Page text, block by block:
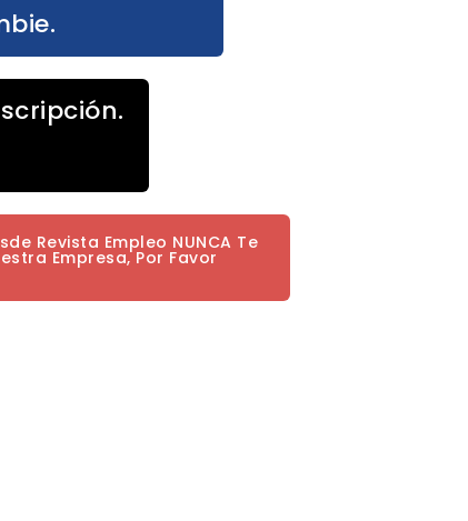
Revista Empleo NUNCA Te
Empresa, Por Favor